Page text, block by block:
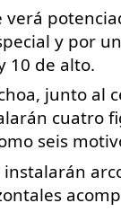
verá
y por
10 de alto.
junto al
cuatro
seis